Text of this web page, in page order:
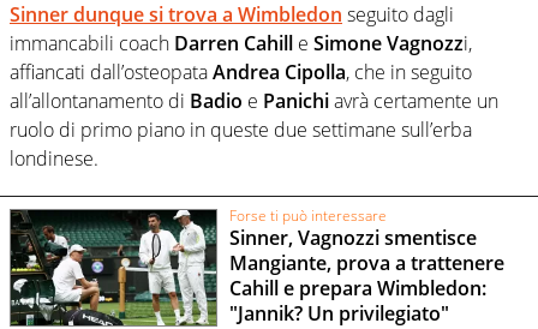
Sinnerdunque si trova a Wimbledon seguito dagli
immancabili coach Darren Cahill e Simone Vagnozzi,
affiancati dall’osteopataAndrea Cipolla, che in seguito
all’allontanamento di Badio e Panichiavrà certamente un
ruolo di primo piano in queste due settimane sull’erba
londinese.
Forse ti può interessare
Sinner, Vagnozzi smentisce
Mangiante, prova a trattenere
Cahill e prepara Wimbledon:
"Jannik? Un privilegiato"